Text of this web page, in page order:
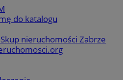
do katalogu
nieruchomości Zabrze